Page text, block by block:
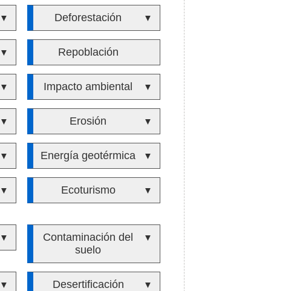
▼ Deforestación ▼
▼ Repoblación
▼ Impacto ambiental ▼
▼ Erosión ▼
▼ Energía geotérmica ▼
▼ Ecoturismo ▼
▼
Contaminación del
suelo
▼
▼ Desertificación ▼